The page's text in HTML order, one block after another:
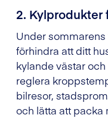
2. Kylprodukter
Under
förhindra att ditt
kylande västar
reglera
bilresor,
och lätta att packa